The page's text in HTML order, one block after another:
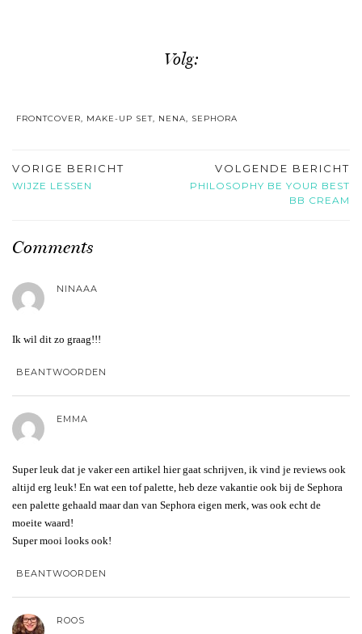
Volg:
FRONTCOVER MAKE-UP SET NENA SEPHORA
VORIGE BERICHT
WIJZE LESSEN
VOLGENDE BERICHT
PHILOSOPHY BE YOUR BEST
BB CREAM
Comments
NINAAA
Ik wil dit zo graag!!!
BEANTWOORDEN
EMMA
Super leuk dat je vaker een artikel hier gaat schrijven, ik vind je reviews ook
altijd erg leuk! En wat een tof palette, heb deze vakantie ook bij de Sephora
een palette gehaald maar dan van Sephora eigen merk, was ook echt de
moeite waard!
Super mooi looks ook!
BEANTWOORDEN
ROOS